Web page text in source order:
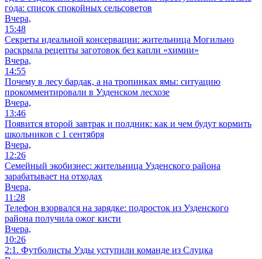
года: список спокойных сельсоветов
Вчера,
15:48
Секреты идеальной консервации: жительница Могильно
раскрыла рецепты заготовок без капли «химии»
Вчера,
14:55
Почему в лесу бардак, а на тропинках ямы: ситуацию
прокомментировали в Узденском лесхозе
Вчера,
13:46
Появится второй завтрак и полдник: как и чем будут кормить
школьников с 1 сентября
Вчера,
12:26
Семейный экобизнес: жительница Узденского района
зарабатывает на отходах
Вчера,
11:28
Телефон взорвался на зарядке: подросток из Узденского
района получила ожог кисти
Вчера,
10:26
2:1. Футболисты Узды уступили команде из Слуцка